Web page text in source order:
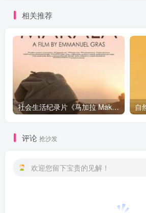
相关推荐
社会生活纪录片《马加拉 Makala》下载
评论 抢沙发
欢迎您留下宝贵的见解！